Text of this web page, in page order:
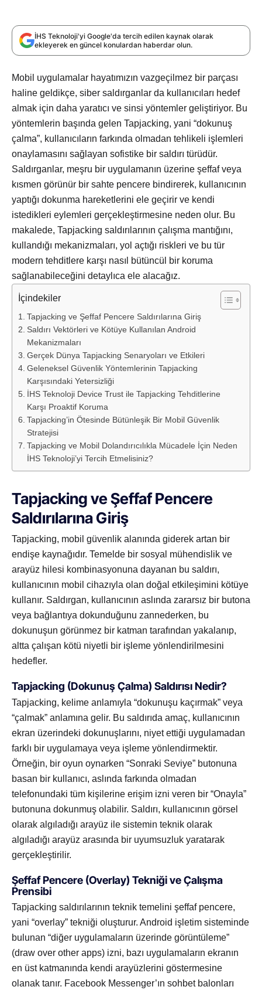
İHS Teknoloji'yi Google'da tercih edilen kaynak olarak
ekleyerek en güncel konulardan haberdar olun.
Mobil uygulamalar hayatımızın vazgeçilmez bir parçası
haline geldikçe, siber saldırganlar da kullanıcıları hedef
almak için daha yaratıcı ve sinsi yöntemler geliştiriyor. Bu
yöntemlerin başında gelen Tapjacking, yani “dokunuş
çalma”, kullanıcıların farkında olmadan tehlikeli işlemleri
onaylamasını sağlayan sofistike bir saldırı türüdür.
Saldırganlar, meşru bir uygulamanın üzerine şeffaf veya
kısmen görünür bir sahte pencere bindirerek, kullanıcının
yaptığı dokunma hareketlerini ele geçirir ve kendi
istedikleri eylemleri gerçekleştirmesine neden olur. Bu
makalede, Tapjacking saldırılarının çalışma mantığını,
kullandığı mekanizmaları, yol açtığı riskleri ve bu tür
modern tehditlere karşı nasıl bütüncül bir koruma
sağlanabileceğini detaylıca ele alacağız.
İçindekiler
Tapjacking ve Şeffaf Pencere Saldırılarına Giriş
Saldırı Vektörleri ve Kötüye Kullanılan Android
Mekanizmaları
Gerçek Dünya Tapjacking Senaryoları ve Etkileri
Geleneksel Güvenlik Yöntemlerinin Tapjacking
Karşısındaki Yetersizliği
İHS Teknoloji Device Trust ile Tapjacking Tehditlerine
Karşı Proaktif Koruma
Tapjacking’in Ötesinde Bütünleşik Bir Mobil Güvenlik
Stratejisi
Tapjacking ve Mobil Dolandırıcılıkla Mücadele İçin Neden
İHS Teknoloji’yi Tercih Etmelisiniz?
Tapjacking ve Şeffaf Pencere
Saldırılarına Giriş
Tapjacking, mobil güvenlik alanında giderek artan bir
endişe kaynağıdır. Temelde bir sosyal mühendislik ve
arayüz hilesi kombinasyonuna dayanan bu saldırı,
kullanıcının mobil cihazıyla olan doğal etkileşimini kötüye
kullanır. Saldırgan, kullanıcının aslında zararsız bir butona
veya bağlantıya dokunduğunu zannederken, bu
dokunuşun görünmez bir katman tarafından yakalanıp,
altta çalışan kötü niyetli bir işleme yönlendirilmesini
hedefler.
Tapjacking (Dokunuş Çalma) Saldırısı Nedir?
Tapjacking, kelime anlamıyla “dokunuşu kaçırmak” veya
“çalmak” anlamına gelir. Bu saldırıda amaç, kullanıcının
ekran üzerindeki dokunuşlarını, niyet ettiği uygulamadan
farklı bir uygulamaya veya işleme yönlendirmektir.
Örneğin, bir oyun oynarken “Sonraki Seviye” butonuna
basan bir kullanıcı, aslında farkında olmadan
telefonundaki tüm kişilerine erişim izni veren bir “Onayla”
butonuna dokunmuş olabilir. Saldırı, kullanıcının görsel
olarak algıladığı arayüz ile sistemin teknik olarak
algıladığı arayüz arasında bir uyumsuzluk yaratarak
gerçekleştirilir.
Şeffaf Pencere (Overlay) Tekniği ve Çalışma
Prensibi
Tapjacking saldırılarının teknik temelini şeffaf pencere,
yani “overlay” tekniği oluşturur. Android işletim sisteminde
bulunan “diğer uygulamaların üzerinde görüntüleme”
(draw over other apps) izni, bazı uygulamaların ekranın
en üst katmanında kendi arayüzlerini göstermesine
olanak tanır. Facebook Messenger’ın sohbet balonları